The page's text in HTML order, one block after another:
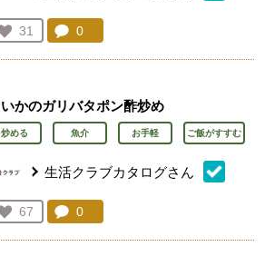
お気に入り登録：
31
人が登録
コメント：
0
いかのガリバタポン酢炒め
炒める 魚介 お手軽 ご飯がすすむ
生活クラブカタログさん
お気に入り登録：
67
人が登録
コメント：
0